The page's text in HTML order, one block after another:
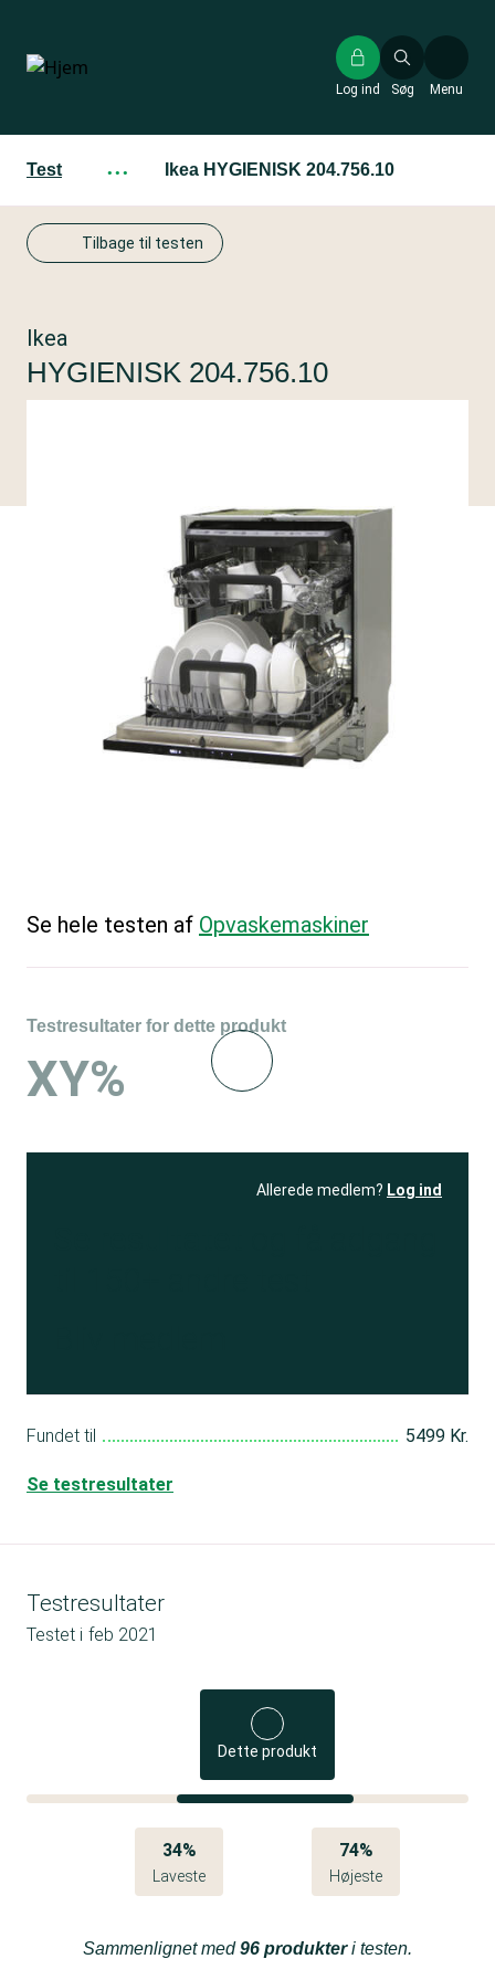
hovedindhold
Søg
Log ind Menu
Test ··· Ikea HYGIENISK 204.756.10
Tilbage til testen
Ikea
HYGIENISK 204.756.10
Se hele testen af Opvaskemaskiner
Testresultater for dette produkt
XY%
Allerede medlem? Log ind
Fundet til 5499 Kr.
Se testresultater
Testresultater
Testet i feb 2021
Dette produkt
34%
Laveste
74%
Højeste
Sammenlignet med96 produkteri testen.